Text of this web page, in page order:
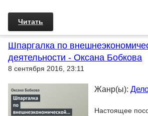
Читать
Шпаргалка по
деятельности - Оксана Бобкова
8 сентября 2016, 23:11
Жанр(ы):
Настоящее